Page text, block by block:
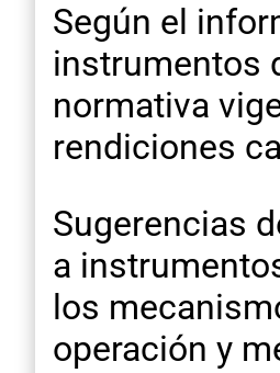
Según el
instrumentos
normativa
rendiciones
Sugerencias
a
los
operación y